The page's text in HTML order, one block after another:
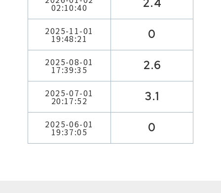
02:10:40 2.4
2025-11-01
19:48:21 0
2025-08-01
17:39:35 2.6
2025-07-01
20:17:52 3.1
2025-06-01
19:37:05 0